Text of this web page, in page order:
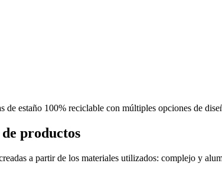
de estaño 100% reciclable con múltiples opciones de
productos
a partir de los materiales utilizados: complejo y